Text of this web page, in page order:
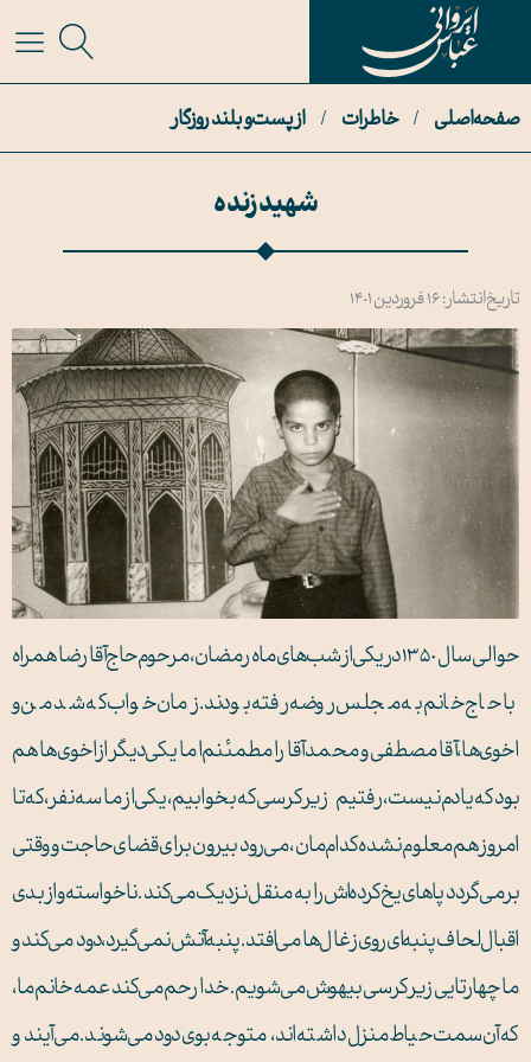
صفحه اصلی / خاطرات / از پست و بلند روزگار
شهید زنده
تاریخ انتشار: ۱۶ فروردین ۱۴۰۱
حوالی سال 1350 در یکی از شب‌های ماه رمضان، مرحوم حاج آقا رضا همراه
با حاج خانم به مجلس روضه رفته بودند. زمان خواب که شد من و
اخوی‌ها، آقا مصطفی و محمد آقا را مطمئنم اما یکی دیگر از اخوی‌ها هم
بود که یادم نیست، رفتیم زیر کرسی که بخوابیم، یکی از ما سه نفر، که تا
امروز هم معلوم نشده کدام‌مان، می‌رود بیرون برای قضای حاجت و وقتی
برمی‌گردد پاهای یخ کرده‌اش را به منقل نزدیک می‌کند. ناخواسته و از بدی
اقبال لحاف پنبه‌ای روی زغال‌ها می‌افتد. پنبه آتش نمی‌گیرد، دود می‌کند و
ما چهارتایی زیر کرسی بیهوش می‌شویم. خدا رحم می‌کند عمه خانم ما،
که آن سمت حیاط منزل داشته‌اند، متوجه بوی دود می‌شوند. می‌آیند و